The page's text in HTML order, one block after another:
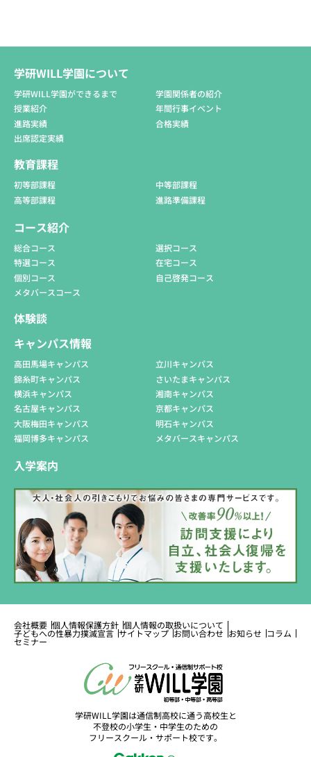
学研WILL学園について
学研WILL学園ができるまで
学園関係者の紹介
授業紹介
年間行事イベント
進路実績
合格実績
出席認定実績
教育課程
初等部課程
中等部課程
高等部課程
進路準備課程
コース紹介
総合コース
選択コース
特選コース
在宅コース
個別コース
自己啓発コース
メタバースコース
体験談
キャンパス情報
高田馬場キャンパス
立川キャンパス
錦糸町キャンパス
さいたまキャンパス
横浜キャンパス
湘南キャンパス
名古屋キャンパス
京都キャンパス
大阪梅田キャンパス
明石キャンパス
福岡博多キャンパス
メタバースキャンパス
入学案内
会社概要 個人情報保護方針 個人情報の取扱いについて
子どもへの性暴力撲滅宣言 サイトマップ お問い合わせ お知らせ コラム
セミナー
学研WILL学園は通信制高校に通う高校生と
不登校の小学生・中学生のための
フリースクール・サポート校です。